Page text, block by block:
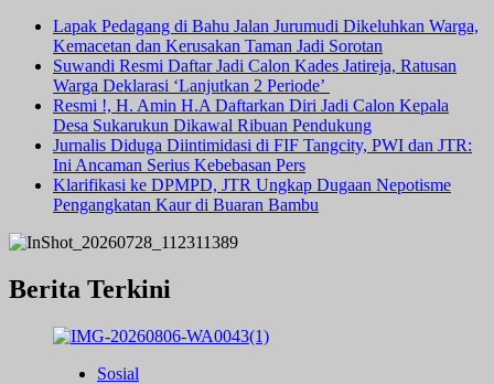
Lapak Pedagang di Bahu Jalan Jurumudi Dikeluhkan Warga,
Kemacetan dan Kerusakan Taman Jadi Sorotan
Suwandi Resmi Daftar Jadi Calon Kades Jatireja, Ratusan
Warga Deklarasi ‘Lanjutkan 2 Periode’
Resmi !, H. Amin H.A Daftarkan Diri Jadi Calon Kepala
Desa Sukarukun Dikawal Ribuan Pendukung
Jurnalis Diduga Diintimidasi di FIF Tangcity, PWI dan JTR:
Ini Ancaman Serius Kebebasan Pers
Klarifikasi ke DPMPD, JTR Ungkap Dugaan Nepotisme
Pengangkatan Kaur di Buaran Bambu
Berita Terkini
Sosial